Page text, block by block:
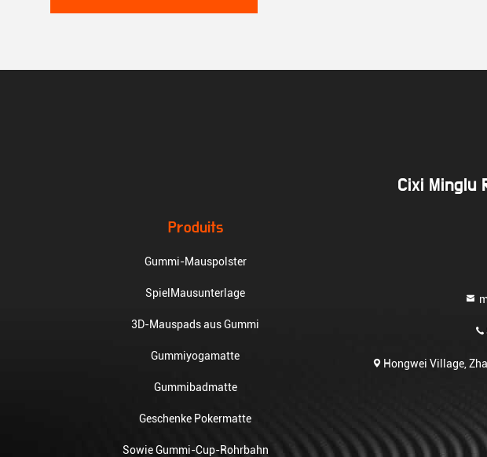
Cixi Minglu
Produits
Gummi-Mauspolster
SpielMausunterlage
3D-Mauspads aus Gummi
Gummiyogamatte
Gummibadmatte
Geschenke Pokermatte
Sowie Gummi-Cup-Rohrbahn
Hongwei Village,